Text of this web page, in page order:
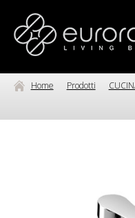
Home Prodotti